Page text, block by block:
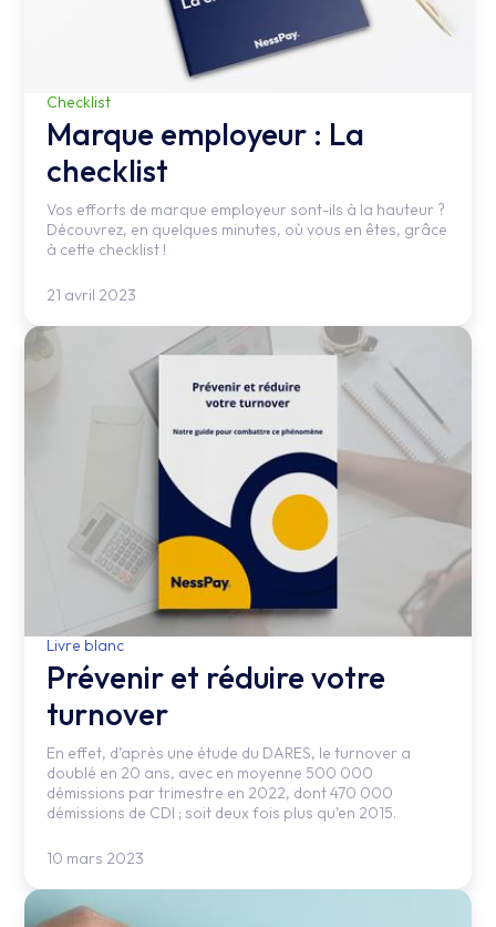
Checklist
Marque employeur : La
checklist
Vos efforts de marque employeur sont-ils à la hauteur ?
Découvrez, en quelques minutes, où vous en êtes, grâce
à cette checklist !
21 avril 2023
Livre blanc
Prévenir et réduire votre
turnover
En effet, d’après une étude du DARES, le turnover a
doublé en 20 ans, avec en moyenne 500 000
démissions par trimestre en 2022, dont 470 000
démissions de CDI ; soit deux fois plus qu’en 2015.
10 mars 2023